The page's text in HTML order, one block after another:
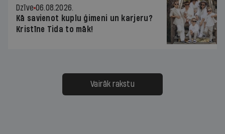
Dzīve 06.08.2026.
Kā savienot kuplu ģimeni un karjeru?
Kristīne Tida to māk!
Vairāk rakstu